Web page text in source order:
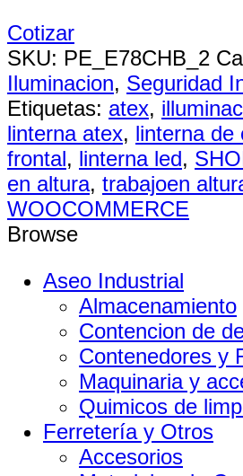
Cotizar
SKU: PE_E78CHB_2
Iluminacion, Seguridad
Etiquetas: atex,
linterna atex, linterna de
frontal, linterna led,
en altura, trabajoen
WOOCOMMERCE
Browse
Aseo Industrial
Almacenamiento
Contencion de
Contenedores y
Maquinaria y
Quimicos de
Ferretería y Otros
Accesorios